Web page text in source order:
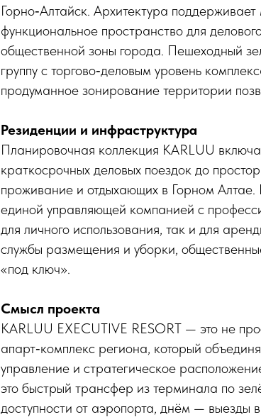
Горно‑Алтайск. Архитектура
функциональное пространство для
общественной зоны города. Пешеходный
группу с торгово‑деловым уровень
продуманное зонирование территории
Резиденции и инфраструктура
Планировочная коллекция KARLUU
краткосрочных деловых поездок до
проживание и отдыхающих в Горном
единой управляющей компанией с
для личного использования, так и для
службы размещения и уборки,
«под ключ».
Смысл проекта
KARLUU EXECUTIVE RESORT — это не
апарт‑комплекс региона, который
управление и стратегическое
это быстрый трансфер из терминала по
доступности от аэропорта, днём — выезды